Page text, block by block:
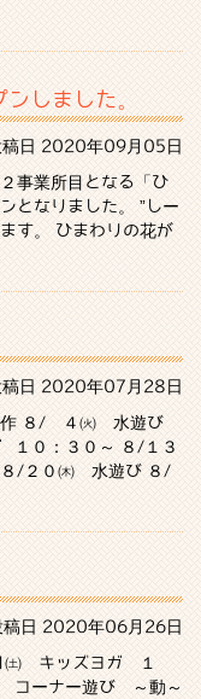
しました。
日 2020年09月05日
事業所目となる「ひ
となりました。 ”しー
す。 ひまわりの花が
日 2020年07月28日
８/ ４㈫ 水遊び
０：３０～ ８/１３
/２０㈭ 水遊び ８/
日 2020年06月26日
キッズヨガ １
コーナー遊び ～動～